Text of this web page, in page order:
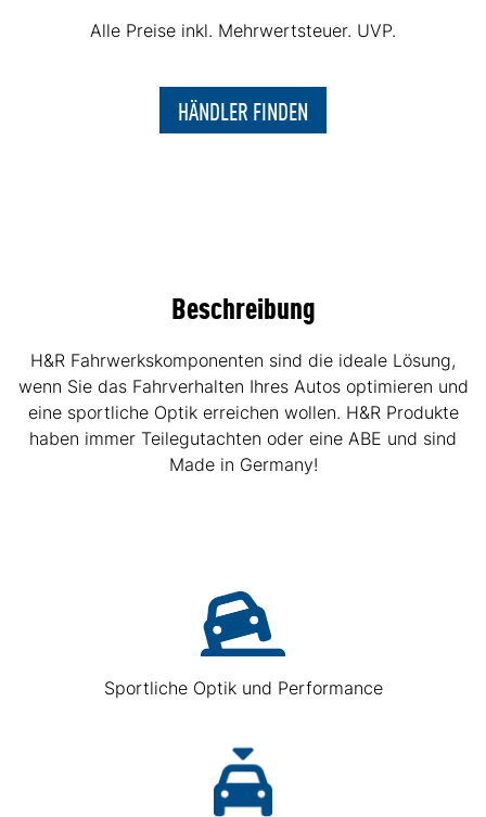
Alle Preise inkl. Mehrwertsteuer. UVP.
HÄNDLER FINDEN
Beschreibung
H&R Fahrwerkskomponenten sind die ideale Lösung,
wenn Sie das Fahrverhalten Ihres Autos optimieren und
eine sportliche Optik erreichen wollen. H&R Produkte
haben immer Teilegutachten oder eine ABE und sind
Made in Germany!
Sportliche Optik und Performance